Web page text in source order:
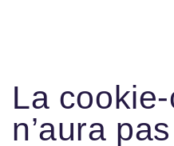
La
n’aura